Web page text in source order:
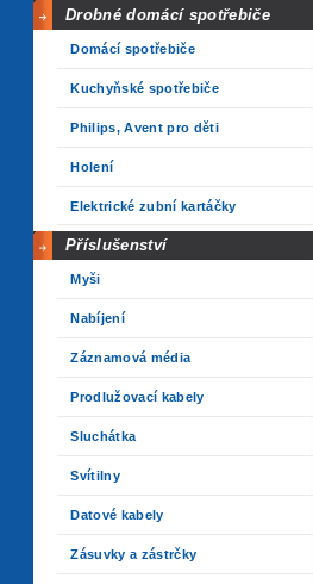
Drobné domácí spotřebiče
Domácí spotřebiče
Kuchyňské spotřebiče
Philips, Avent pro děti
Holení
Elektrické zubní kartáčky
Příslušenství
Myši
Nabíjení
Záznamová média
Prodlužovací kabely
Sluchátka
Svítilny
Datové kabely
Zásuvky a zástrčky